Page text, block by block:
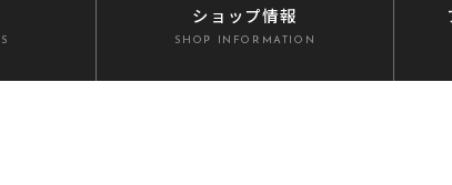
ショップ情報
SHOP INFORMATION